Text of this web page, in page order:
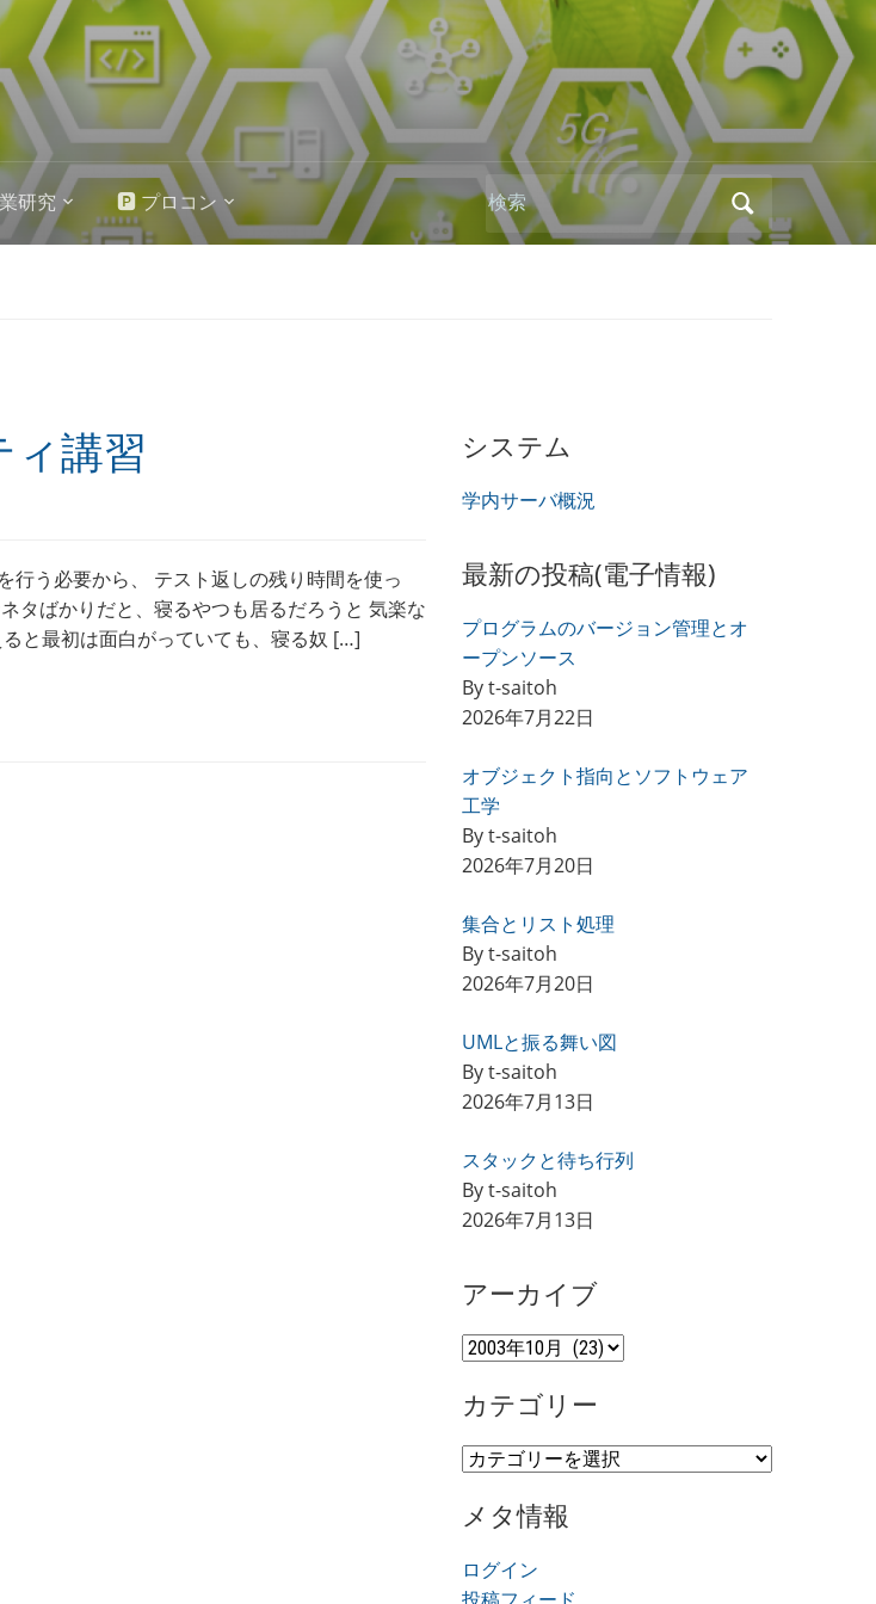
研究 🅿 プロコン
Search
for:
ィ講習
行う必要から、 テスト返しの残り時間を使っ
タばかりだと、寝るやつも居るだろうと 気楽な
と最初は面白がっていても、寝る奴 […]
システム
学内サーバ概況
最新の投稿(電子情報)
プログラムのバージョン管理とオ
ープンソース
By t-saitoh
2026年7月22日
オブジェクト指向とソフトウェア
工学
By t-saitoh
2026年7月20日
集合とリスト処理
By t-saitoh
2026年7月20日
UMLと振る舞い図
By t-saitoh
2026年7月13日
スタックと待ち行列
By t-saitoh
2026年7月13日
アーカイブ
ア
カ
ブ
カテゴリー
カ
ゴ
ー
メタ情報
ログイン